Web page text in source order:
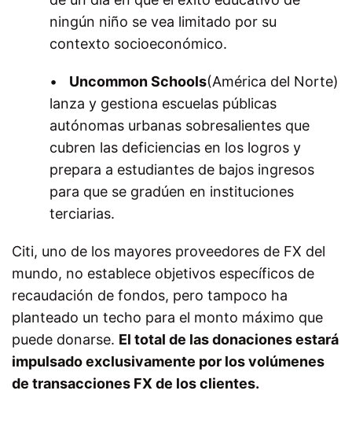
ningún niño se vea limitado por su
contexto socioeconómico.
• Uncommon Schools(América del Norte)
lanza y gestiona escuelas públicas
autónomas urbanas sobresalientes que
cubren las deficiencias en los logros y
prepara a estudiantes de bajos ingresos
para que se gradúen en instituciones
terciarias.
Citi, uno de los mayores proveedores de FX del
mundo, no establece objetivos específicos de
recaudación de fondos, pero tampoco ha
planteado un techo para el monto máximo que
puede donarse. El total de las donaciones estará
impulsado exclusivamente por los volúmenes
de transacciones FX de los clientes.